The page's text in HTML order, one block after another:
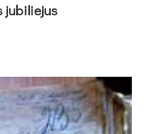
ju­bi­lie­jus